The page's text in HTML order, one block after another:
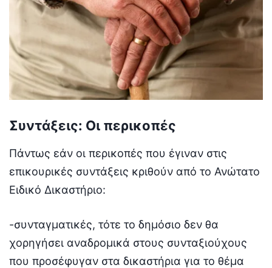
Συντάξεις: Οι περικοπές
Πάντως εάν οι περικοπές που έγιναν στις
επικουρικές συντάξεις κριθούν από το Ανώτατο
Ειδικό Δικαστήριο:
-συνταγματικές, τότε το δημόσιο δεν θα
χορηγήσει αναδρομικά στους συνταξιούχους
που προσέφυγαν στα δικαστήρια για το θέμα